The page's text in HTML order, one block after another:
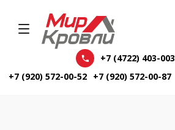
+7 (4722) 403-003
+7 (920) 572-00-52 +7 (920) 572-00-87